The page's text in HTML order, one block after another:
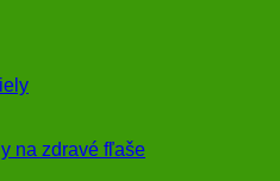
na zdravé fľaše